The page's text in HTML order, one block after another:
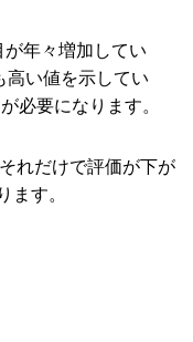
年々増加してい
高い値を示してい
必要になります。
れだけで評価が下が
ます。